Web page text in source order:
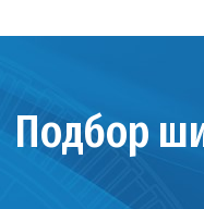
Подбор